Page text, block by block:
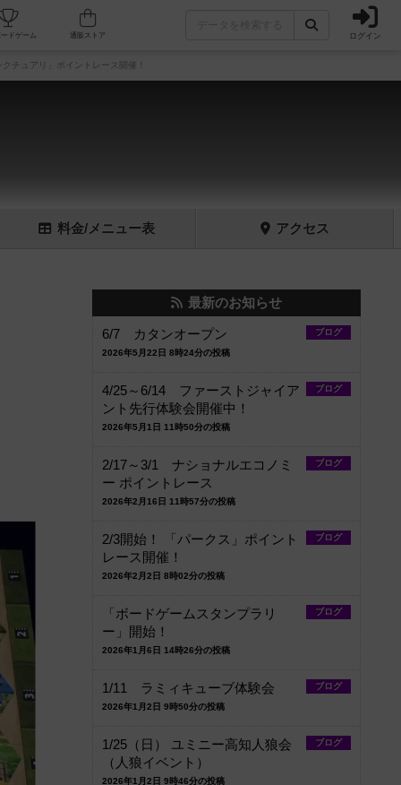
ェ/店舗 人気ボードゲーム ログイン
チュアリ」ポイントレース開催！
料金/メニュー表 アクセス
最新のお知らせ
ブログ
6/7 カタンオープン
2026年5月22日 8時24分の投稿
ブログ
4/25～6/14 ファーストジャイア
ント先行体験会開催中！
2026年5月1日 11時50分の投稿
ブログ
2/17～3/1 ナショナルエコノミ
ー ポイントレース
2026年2月16日 11時57分の投稿
ブログ
2/3開始！ 「パークス」ポイント
レース開催！
2026年2月2日 8時02分の投稿
ブログ
「ボードゲームスタンプラリ
ー」開始！
2026年1月6日 14時26分の投稿
ブログ
1/11 ラミィキューブ体験会
2026年1月2日 9時50分の投稿
ブログ
1/25（日） ユミニー高知人狼会
（人狼イベント）
2026年1月2日 9時46分の投稿